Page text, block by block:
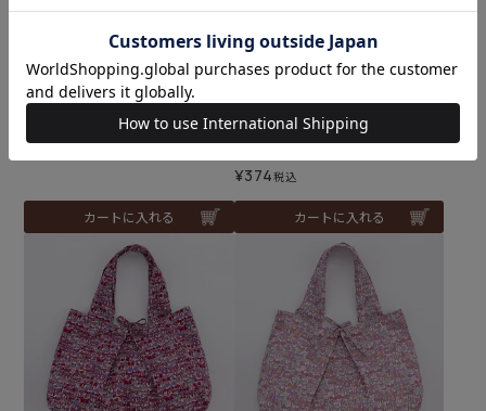
【レシピなし】マイバッグ
＜Y5＞（材料セット）
メール便1個まで可
のところ
¥1,210税込
カートに入れる
リバティプリント パッチワ
ーク・ストーリーズ＜10P＞
生地 （ホビーラホビーレオ
リジナル）2025SS
メール便5mまで可
¥374税込
カートに入れる